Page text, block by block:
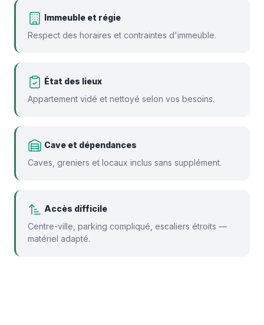
Immeuble et régie
Respect des horaires et contraintes d'immeuble.
État des lieux
Appartement vidé et nettoyé selon vos besoins.
Cave et dépendances
Caves, greniers et locaux inclus sans supplément.
Accès difficile
Centre-ville, parking compliqué, escaliers étroits —
matériel adapté.